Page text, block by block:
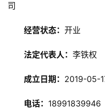
司
经营状态： 开业
法定代表人： 李铁权
成立日期： 2019-05-
电话： 18991839946